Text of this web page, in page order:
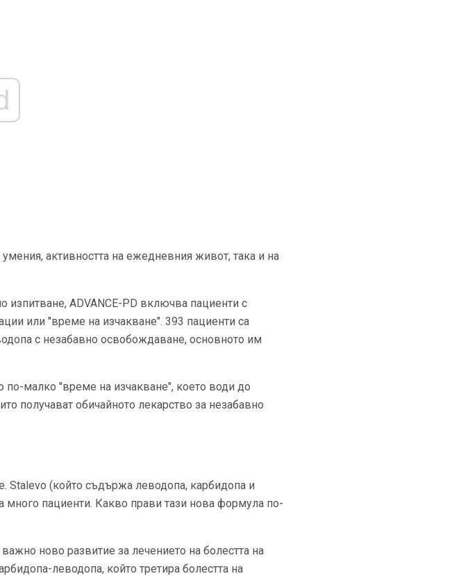
активността на ежедневния живот, така и на
изпитване, ADVANCE-PD включва пациенти с
или "време на изчакване". 393 пациенти са
с незабавно освобождаване, основното им
по-малко "време на изчакване", което води до
получават обичайното лекарство за незабавно
Stalevo (който съдържа леводопа, карбидопа и
много пациенти. Какво прави тази нова формула по-
ново развитие за лечението на болестта на
леводопа, който третира болестта на